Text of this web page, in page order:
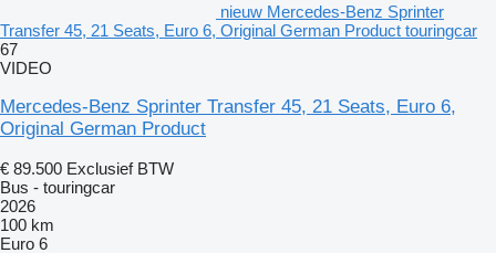
nieuw Mercedes-Benz Sprinter
Transfer 45, 21 Seats, Euro 6, Original German Product touringcar
67
VIDEO
Mercedes-Benz Sprinter Transfer 45, 21 Seats, Euro 6,
Original German Product
€ 89.500 Exclusief BTW
Bus - touringcar
2026
100 km
Euro 6